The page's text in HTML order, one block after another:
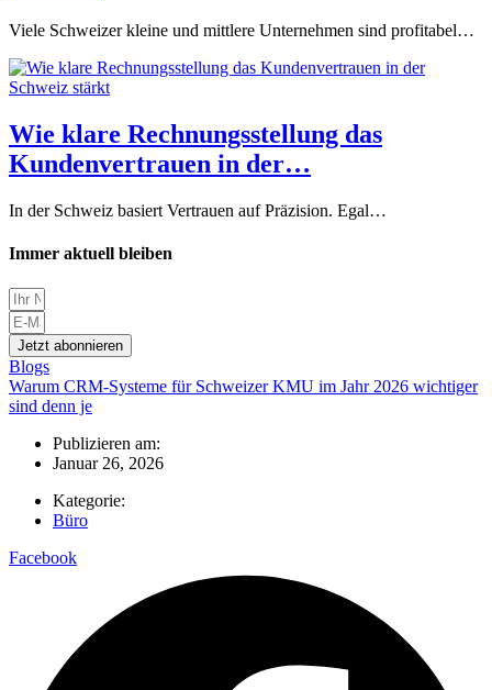
Viele Schweizer kleine und mittlere Unternehmen sind profitabel…
Wie klare Rechnungsstellung das
Kundenvertrauen in der…
In der Schweiz basiert Vertrauen auf Präzision. Egal…
Immer aktuell bleiben
Jetzt abonnieren
Blogs
Warum CRM-Systeme für Schweizer KMU im Jahr 2026 wichtiger
sind denn je
Publizieren am:
Januar 26, 2026
Kategorie:
Büro
Facebook